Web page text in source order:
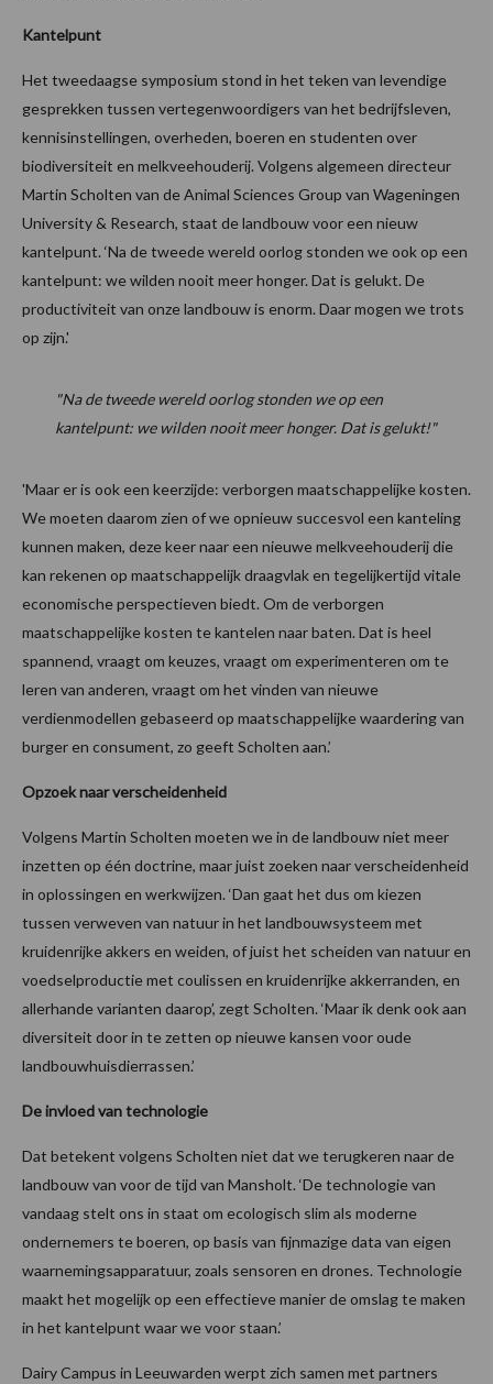
Kantelpunt
Het tweedaagse symposium stond in het teken van levendige
gesprekken tussen vertegenwoordigers van het bedrijfsleven,
kennisinstellingen, overheden, boeren en studenten over
biodiversiteit en melkveehouderij. Volgens algemeen directeur
Martin Scholten van de Animal Sciences Group van Wageningen
University & Research, staat de landbouw voor een nieuw
kantelpunt. ‘Na de tweede wereld oorlog stonden we ook op een
kantelpunt: we wilden nooit meer honger. Dat is gelukt. De
productiviteit van onze landbouw is enorm. Daar mogen we trots
op zijn.'
"Na de tweede wereld oorlog stonden we op een
kantelpunt: we wilden nooit meer honger. Dat is gelukt!"
'Maar er is ook een keerzijde: verborgen maatschappelijke kosten.
We moeten daarom zien of we opnieuw succesvol een kanteling
kunnen maken, deze keer naar een nieuwe melkveehouderij die
kan rekenen op maatschappelijk draagvlak en tegelijkertijd vitale
economische perspectieven biedt. Om de verborgen
maatschappelijke kosten te kantelen naar baten. Dat is heel
spannend, vraagt om keuzes, vraagt om experimenteren om te
leren van anderen, vraagt om het vinden van nieuwe
verdienmodellen gebaseerd op maatschappelijke waardering van
burger en consument, zo geeft Scholten aan.’
Opzoek naar verscheidenheid
Volgens Martin Scholten moeten we in de landbouw niet meer
inzetten op één doctrine, maar juist zoeken naar verscheidenheid
in oplossingen en werkwijzen. ‘Dan gaat het dus om kiezen
tussen verweven van natuur in het landbouwsysteem met
kruidenrijke akkers en weiden, of juist het scheiden van natuur en
voedselproductie met coulissen en kruidenrijke akkerranden, en
allerhande varianten daarop’, zegt Scholten. ‘Maar ik denk ook aan
diversiteit door in te zetten op nieuwe kansen voor oude
landbouwhuisdierrassen.’
De invloed van technologie
Dat betekent volgens Scholten niet dat we terugkeren naar de
landbouw van voor de tijd van Mansholt. ‘De technologie van
vandaag stelt ons in staat om ecologisch slim als moderne
ondernemers te boeren, op basis van fijnmazige data van eigen
waarnemingsapparatuur, zoals sensoren en drones. Technologie
maakt het mogelijk op een effectieve manier de omslag te maken
in het kantelpunt waar we voor staan.’
Dairy Campus in Leeuwarden werpt zich samen met partners